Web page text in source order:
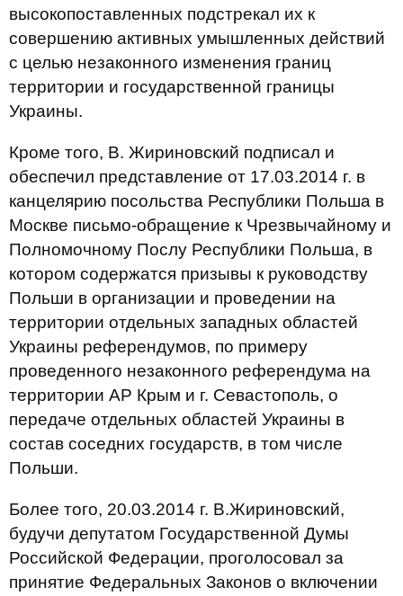
высокопоставленных подстрекал их к
совершению активных умышленных действий
с целью незаконного изменения границ
территории и государственной границы
Украины.
Кроме того, В. Жириновский подписал и
обеспечил представление от 17.03.2014 г. в
канцелярию посольства Республики Польша в
Москве письмо-обращение к Чрезвычайному и
Полномочному Послу Республики Польша, в
котором содержатся призывы к руководству
Польши в организации и проведении на
территории отдельных западных областей
Украины референдумов, по примеру
проведенного незаконного референдума на
территории АР Крым и г. Севастополь, о
передаче отдельных областей Украины в
состав соседних государств, в том числе
Польши.
Более того, 20.03.2014 г. В.Жириновский,
будучи депутатом Государственной Думы
Российской Федерации, проголосовал за
принятие Федеральных Законов о включении